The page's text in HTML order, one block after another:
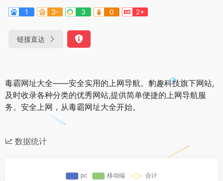
1
3- 3 0 2+
链接直达
毒霸网址大全——安全实用的上网导航。豹趣科技旗下网站,
及时收录各种分类的优秀网站,提供简单便捷的上网导航服
务。安全上网，从毒霸网址大全开始。
数据统计